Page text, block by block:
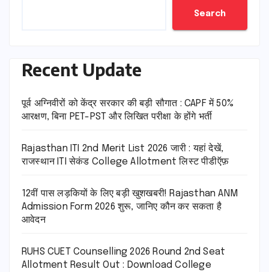
Search
Recent Update
पूर्व अग्निवीरों को केंद्र सरकार की बड़ी सौगात : CAPF में 50%
आरक्षण, बिना PET-PST और लिखित परीक्षा के होंगे भर्ती
Rajasthan ITI 2nd Merit List 2026 जारी : यहां देखें,
राजस्थान ITI सेकंड College Allotment लिस्ट पीडीऍफ़
12वीं पास लड़कियों के लिए बड़ी खुशखबरी! Rajasthan ANM
Admission Form 2026 शुरू, जानिए कौन कर सकता है
आवेदन
RUHS CUET Counselling 2026 Round 2nd Seat
Allotment Result Out : Download College